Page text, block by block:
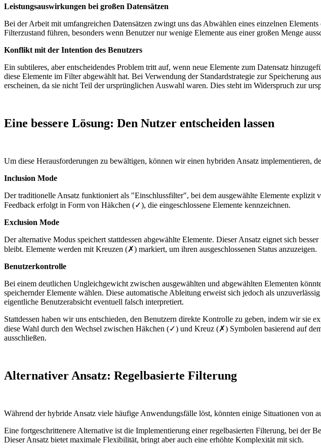
Leistungsauswirkungen bei großen Datensätzen
Bei der Arbeit mit umfangreichen Datensätzen zwingt uns das Abwählen eines einzelnen
Filterzustand führen, besonders wenn Benutzer nur wenige Elemente aus einer großen Menge
Konflikt mit der Intention des Benutzers
Ein subtileres, aber entscheidendes Problem tritt auf, wenn neue Elemente zum Datensatz
diese Elemente im Filter abgewählt hat. Bei Verwendung der Standardstrategie zur Speicherung
erscheinen, da sie nicht Teil der ursprünglichen Auswahl waren. Dies steht im Widerspruch zur
Eine bessere Lösung: Den Nutzer entscheiden lassen
Um diese Herausforderungen zu bewältigen, können wir einen hybriden Ansatz
Inclusion Mode
Der traditionelle Ansatz funktioniert als "Einschlussfilter", bei dem ausgewählte Elemente
Feedback erfolgt in Form von Häkchen (✓), die eingeschlossene Elemente kennzeichnen.
Exclusion Mode
Der alternative Modus speichert stattdessen abgewählte Elemente. Dieser Ansatz eignet sich
bleibt. Elemente werden mit Kreuzen (✗) markiert, um ihren ausgeschlossenen Status anzuzeigen.
Benutzerkontrolle
Bei einem deutlichen Ungleichgewicht zwischen ausgewählten und abgewählten Elementen
speichernder Elemente wählen. Diese automatische Ableitung erweist sich jedoch als
eigentliche Benutzerabsicht eventuell falsch interpretiert.
Stattdessen haben wir uns entschieden, den Benutzern direkte Kontrolle zu geben, indem wir sie
diese Wahl durch den Wechsel zwischen Häkchen (✓) und Kreuz (✗) Symbolen basierend auf
ausschließen.
Alternativer Ansatz: Regelbasierte Filterung
Während der hybride Ansatz viele häufige Anwendungsfälle löst, könnten einige Situationen von
Eine fortgeschrittenere Alternative ist die Implementierung einer regelbasierten Filterung, bei
Dieser Ansatz bietet maximale Flexibilität, bringt aber auch eine erhöhte Komplexität mit sich.